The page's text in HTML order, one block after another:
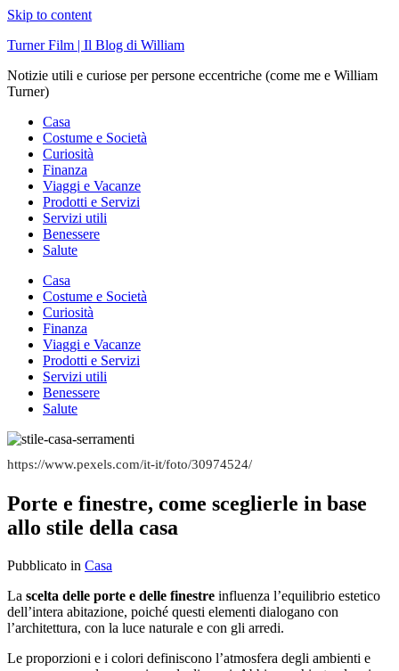
Skip to content
Turner Film | Il Blog di William
Notizie utili e curiose per persone eccentriche (come me e William
Turner)
Casa
Costume e Società
Curiosità
Finanza
Viaggi e Vacanze
Prodotti e Servizi
Servizi utili
Benessere
Salute
Casa
Costume e Società
Curiosità
Finanza
Viaggi e Vacanze
Prodotti e Servizi
Servizi utili
Benessere
Salute
https://www.pexels.com/it-it/foto/30974524/
Porte e finestre, come sceglierle in base
allo stile della casa
Pubblicato in Casa
La scelta delle porte e delle finestre influenza l’equilibrio estetico
dell’intera abitazione, poiché questi elementi dialogano con
l’architettura, con la luce naturale e con gli arredi.
Le proporzioni e i colori definiscono l’atmosfera degli ambienti e